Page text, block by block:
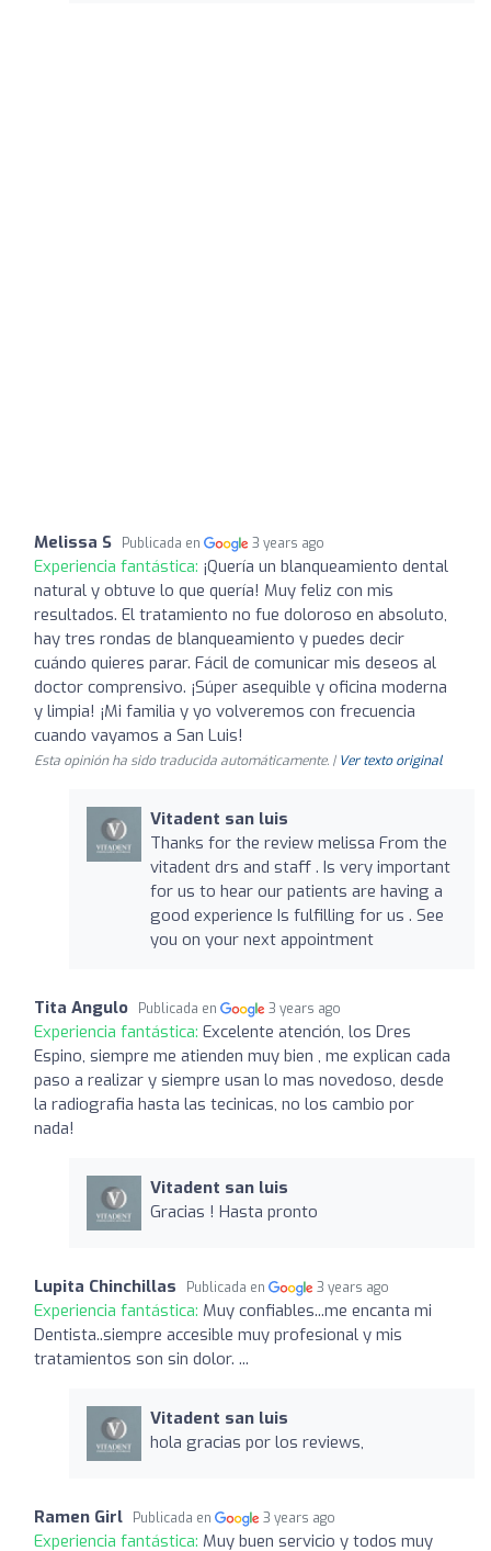
Melissa S Publicada en 3 years ago
Experiencia fantástica: ¡Quería un blanqueamiento dental
natural y obtuve lo que quería! Muy feliz con mis
resultados. El tratamiento no fue doloroso en absoluto,
hay tres rondas de blanqueamiento y puedes decir
cuándo quieres parar. Fácil de comunicar mis deseos al
doctor comprensivo. ¡Súper asequible y oficina moderna
y limpia! ¡Mi familia y yo volveremos con frecuencia
cuando vayamos a San Luis!
Esta opinión ha sido traducida automáticamente. | Ver texto original
Vitadent san luis
Thanks for the review melissa From the
vitadent drs and staff . Is very important
for us to hear our patients are having a
good experience Is fulfilling for us . See
you on your next appointment
Tita Angulo Publicada en 3 years ago
Experiencia fantástica: Excelente atención, los Dres
Espino, siempre me atienden muy bien , me explican cada
paso a realizar y siempre usan lo mas novedoso, desde
la radiografia hasta las tecinicas, no los cambio por
nada!
Vitadent san luis
Gracias ! Hasta pronto
Lupita Chinchillas Publicada en 3 years ago
Experiencia fantástica: Muy confiables...me encanta mi
Dentista..siempre accesible muy profesional y mis
tratamientos son sin dolor. ...
Vitadent san luis
hola gracias por los reviews,
Ramen Girl Publicada en 3 years ago
Experiencia fantástica: Muy buen servicio y todos muy